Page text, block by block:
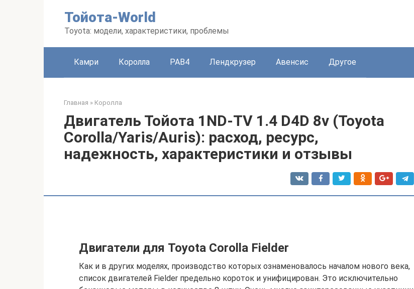
Тойота-World
Toyota: модели, характеристики, проблемы
Камри Королла РАВ4 Лендкрузер Авенсис Другое
Главная » Королла
Двигатель Тойота 1ND-TV 1.4 D4D 8v (Toyota
Corolla/Yaris/Auris): расход, ресурс,
надежность, характеристики и отзывы
Двигатели для Toyota Corolla Fielder
Как и в других моделях, производство которых ознаменовалось началом нового века,
список двигателей Fielder предельно короток и унифицирован. Это исключительно